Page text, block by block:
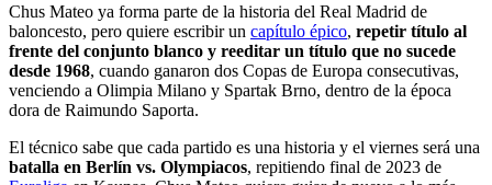
Chus Mateo ya forma parte de la historia del Real Madrid de
baloncesto, pero quiere escribir un capítulo épico, repetir título al
frente del conjunto blanco y reeditar un título que no sucede
desde 1968, cuando ganaron dos Copas de Europa consecutivas,
venciendo a Olimpia Milano y Spartak Brno, dentro de la época
dora de Raimundo Saporta.
El técnico sabe que cada partido es una historia y el viernes será una
batalla en Berlín vs. Olympiacos, repitiendo final de 2023 de